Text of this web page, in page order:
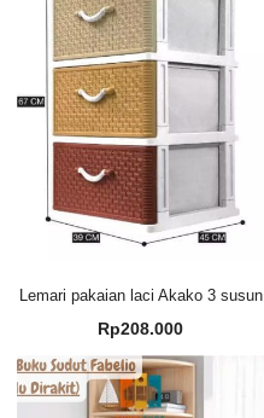
Lemari pakaian laci Akako 3 susun
Rp208.000